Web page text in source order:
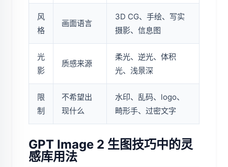
风
格
画面语言
3D CG、手绘、写实
摄影、信息图
光
影
质感来源
柔光、逆光、体积
光、浅景深
限
制
不希望出
现什么
水印、乱码、logo、
畸形手、过密文字
GPT Image 2 生图技巧中的灵
感库用法